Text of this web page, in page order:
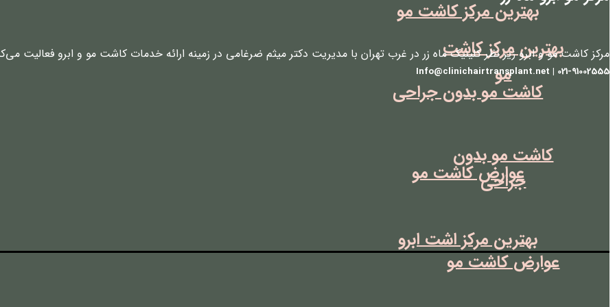
بهترین مرکز کاشت
مو
کاشت مو بدون
جراحی
عوارض کاشت مو
بهترین مرکز کاشت مو
کاشت مو بدون جراحی
عوارض کاشت مو
بهترین مرکز اشت ابرو
مرکز کاشت مو و ابرو زیر نظر کلینیک ماه زر در غرب تهران با مدیریت دکتر میثم ضرغامی در زمینه ارائه خدمات کاشت مو و ابرو فعالیت
021-91002555 | Info@clinichairtransplant.net